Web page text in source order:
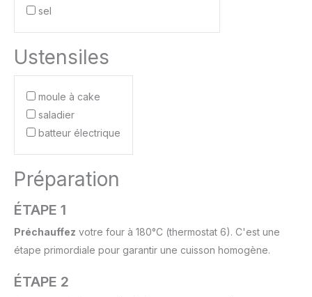
sel
Ustensiles
moule à cake
saladier
batteur électrique
Préparation
ÉTAPE 1
Préchauffez votre four à 180°C (thermostat 6). C'est une
étape primordiale pour garantir une cuisson homogène.
ÉTAPE 2